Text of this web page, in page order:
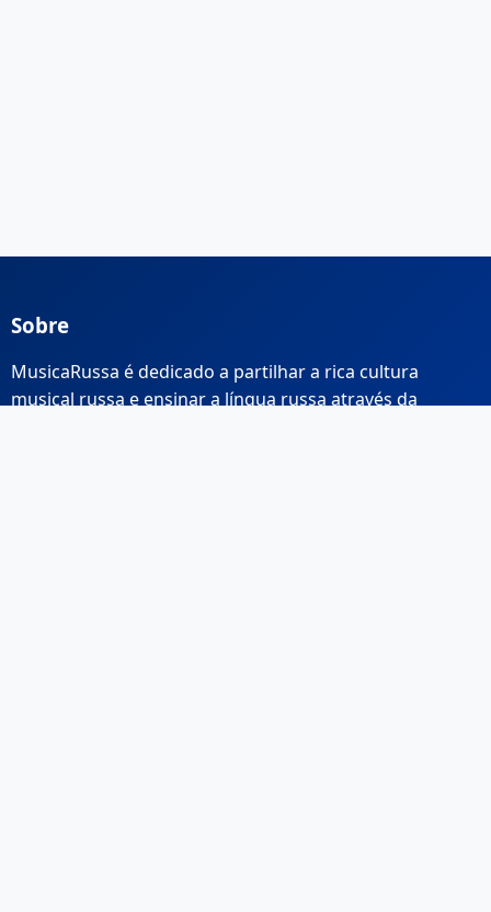
Sobre
MusicaRussa é dedicado a partilhar a rica cultura
musical russa e ensinar a língua russa através da